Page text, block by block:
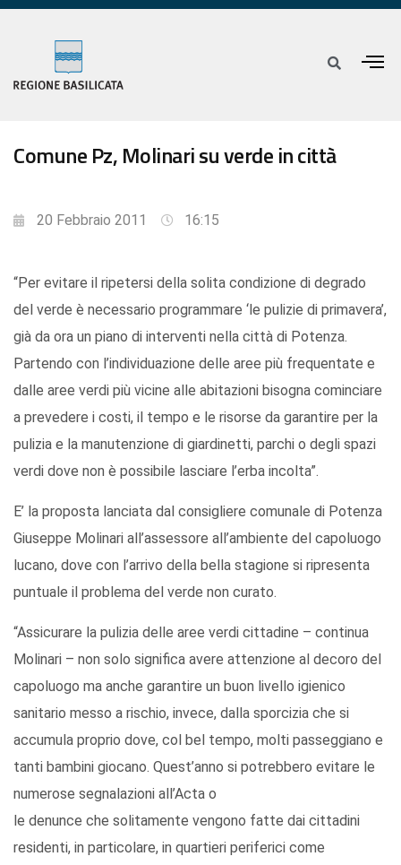
Comune Pz, Molinari su verde in città
20 Febbraio 2011 16:15
“Per evitare il ripetersi della solita condizione di degrado
del verde è necessario programmare ‘le pulizie di primavera’,
già da ora un piano di interventi nella città di Potenza.
Partendo con l’individuazione delle aree più frequentate e
dalle aree verdi più vicine alle abitazioni bisogna cominciare
a prevedere i costi, il tempo e le risorse da garantire per la
pulizia e la manutenzione di giardinetti, parchi o degli spazi
verdi dove non è possibile lasciare l’erba incolta”.
E’ la proposta lanciata dal consigliere comunale di Potenza
Giuseppe Molinari all’assessore all’ambiente del capoluogo
lucano, dove con l’arrivo della bella stagione si ripresenta
puntuale il problema del verde non curato.
“Assicurare la pulizia delle aree verdi cittadine – continua
Molinari – non solo significa avere attenzione al decoro del
capoluogo ma anche garantire un buon livello igienico
sanitario messo a rischio, invece, dalla sporcizia che si
accumula proprio dove, col bel tempo, molti passeggiano e
tanti bambini giocano. Quest’anno si potrebbero evitare le
numerose segnalazioni all’Acta o
le denunce che solitamente vengono fatte dai cittadini
residenti, in particolare, in quartieri periferici come